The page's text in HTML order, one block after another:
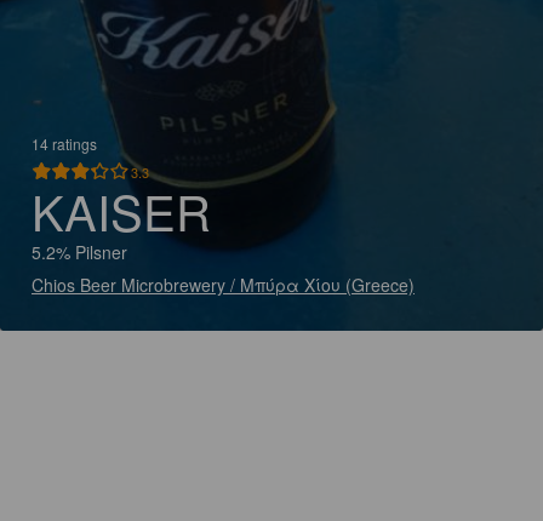
14 ratings
3.3
KAISER
5.2% Pilsner
Chios Beer Microbrewery / Μπύρα Χίου (Greece)